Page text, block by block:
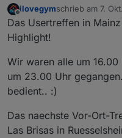
🙂
Offline
ilovegymschrieb am 7.
zuletzt editiert von
Das Usertreffen in
Highlight!
Wir waren alle um
um 23.00 Uhr
bedient.. :)
Das naechste Vor-Ort-
Las Brisas in